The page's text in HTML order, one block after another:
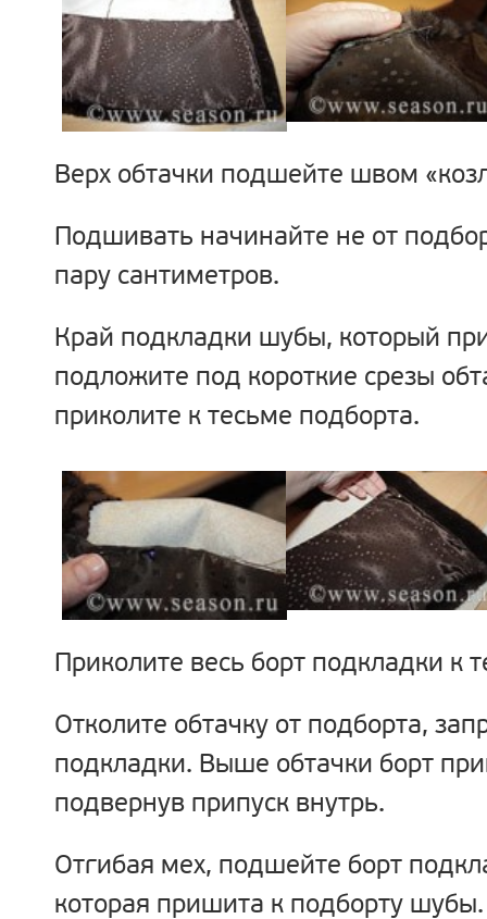
Верх обтачки подшейте швом
Подшивать начинайте не от
пару сантиметров.
Край подкладки шубы, который
подложите под короткие срезы
приколите к тесьме подборта.
Приколите весь борт подкладки к
Отколите обтачку от подборта,
подкладки. Выше обтачки борт
подвернув припуск внутрь.
Отгибая мех, подшейте борт
которая пришита к подборту шубы.